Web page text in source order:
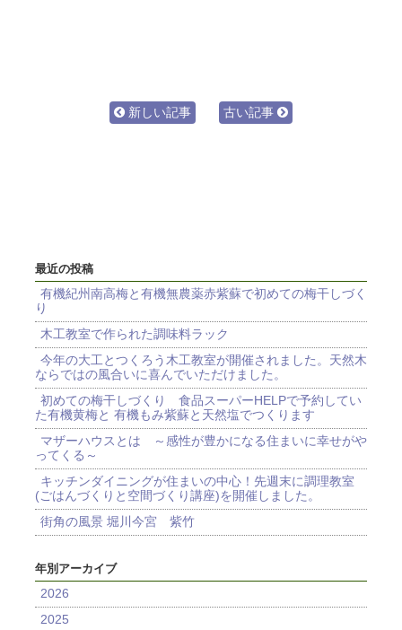
新しい記事 古い記事
最近の投稿
有機紀州南高梅と有機無農薬赤紫蘇で初めての梅干しづく
り
木工教室で作られた調味料ラック
今年の大工とつくろう木工教室が開催されました。天然木
ならではの風合いに喜んでいただけました。
初めての梅干しづくり 食品スーパーHELPで予約してい
た有機黄梅と 有機もみ紫蘇と天然塩でつくります
マザーハウスとは ～感性が豊かになる住まいに幸せがや
ってくる～
キッチンダイニングが住まいの中心！先週末に調理教室
(ごはんづくりと空間づくり講座)を開催しました。
街角の風景 堀川今宮 紫竹
年別アーカイブ
2026
2025